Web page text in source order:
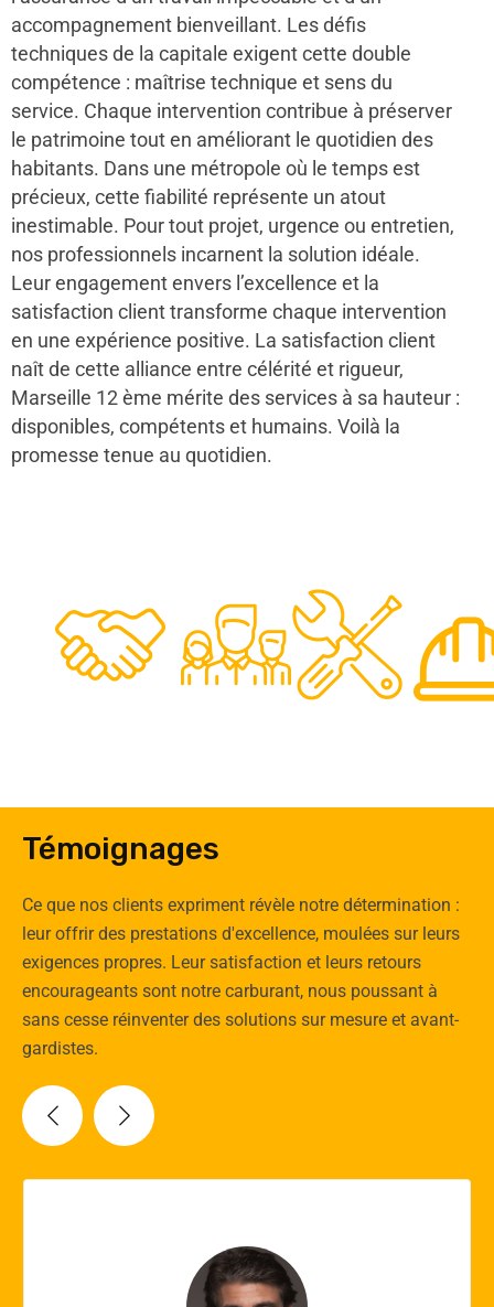
accompagnement bienveillant. Les défis
techniques de la capitale exigent cette double
compétence : maîtrise technique et sens du
service. Chaque intervention contribue à préserver
le patrimoine tout en améliorant le quotidien des
habitants. Dans une métropole où le temps est
précieux, cette fiabilité représente un atout
inestimable. Pour tout projet, urgence ou entretien,
nos professionnels incarnent la solution idéale.
Leur engagement envers l’excellence et la
satisfaction client transforme chaque intervention
en une expérience positive. La satisfaction client
naît de cette alliance entre célérité et rigueur,
Marseille 12 ème mérite des services à sa hauteur :
disponibles, compétents et humains. Voilà la
promesse tenue au quotidien.
48
0
50
Experts
Témoignages
Ce que nos clients expriment révèle notre détermination :
leur offrir des prestations d'excellence, moulées sur leurs
exigences propres. Leur satisfaction et leurs retours
encourageants sont notre carburant, nous poussant à
sans cesse réinventer des solutions sur mesure et avant-
gardistes.